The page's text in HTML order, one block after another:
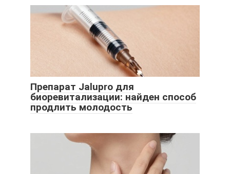
Препарат Jalupro для
биоревитализации: найден способ
продлить молодость